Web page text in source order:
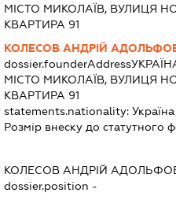
МІСТО МИКОЛАЇВ, ВУЛИЦЯ
КВАРТИРА 91
КОЛЕСОВ АНДРІЙ
dossier.founderAddress
МІСТО МИКОЛАЇВ, ВУЛИЦЯ
КВАРТИРА 91
statements.nationality: Україна
Розмір внеску до статутного
КОЛЕСОВ АНДРІЙ
dossier.position -